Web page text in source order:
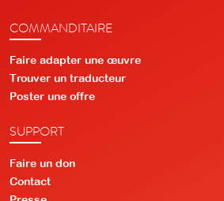
COMMANDITAIRE
Faire adapter une œuvre
Trouver un traducteur
Poster une offre
SUPPORT
Faire un don
Contact